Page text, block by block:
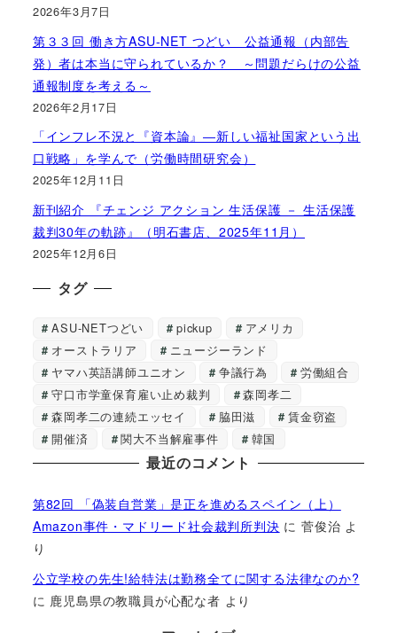
2026年3月7日
第３３回 働き方ASU-NET つどい 公益通報（内部告
発）者は本当に守られているか？ ～問題だらけの公益
通報制度を考える～
2026年2月17日
「インフレ不況と『資本論』―新しい福祉国家という出
口戦略」を学んで（労働時間研究会）
2025年12月11日
新刊紹介 『チェンジ アクション 生活保護 － 生活保護
裁判30年の軌跡』（明石書店、2025年11月）
2025年12月6日
タグ
ASU-NETつどい pickup
アメリカ
オーストラリア
ニュージーランド
ヤマハ英語講師ユニオン
争議行為
労働組合
守口市学童保育雇い止め裁判
森岡孝二
森岡孝二の連続エッセイ
脇田滋
賃金窃盗
開催済
関大不当解雇事件 韓国
最近のコメント
第82回 「偽装自営業」是正を進めるスペイン（上）
Amazon事件・マドリード社会裁判所判決 に菅俊治 よ
り
公立学校の先生!給特法は勤務全てに関する法律なのか?
に 鹿児島県の教職員が心配な者 より